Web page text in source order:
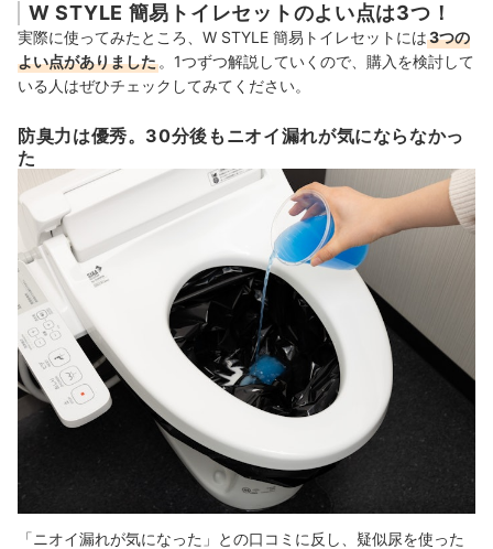
W STYLE 簡易トイレセットのよい点は3つ！
実際に使ってみたところ、W STYLE 簡易トイレセットには3つの
よい点がありました 。1つずつ解説していくので、購入を検討して
いる人はぜひチェックしてみてください。
防臭力は優秀。30分後もニオイ漏れが気にならなかっ
た
「ニオイ漏れが気になった」との口コミに反し、疑似尿を使った